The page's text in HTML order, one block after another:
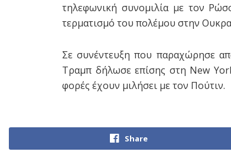
τηλεφωνική συνομιλία με τον
τερματισμό του πολέμου στην
Σε συνέντευξη που παραχώρησε
Τραμπ δήλωσε επίσης στη New
φορές έχουν μιλήσει με τον Πούτιν.
Share